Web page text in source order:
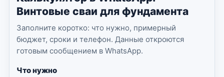
Винтовые сваи для фундамента
Заполните коротко: что нужно, примерный
бюджет, сроки и телефон. Данные откроются
готовым сообщением в WhatsApp.
Что нужно